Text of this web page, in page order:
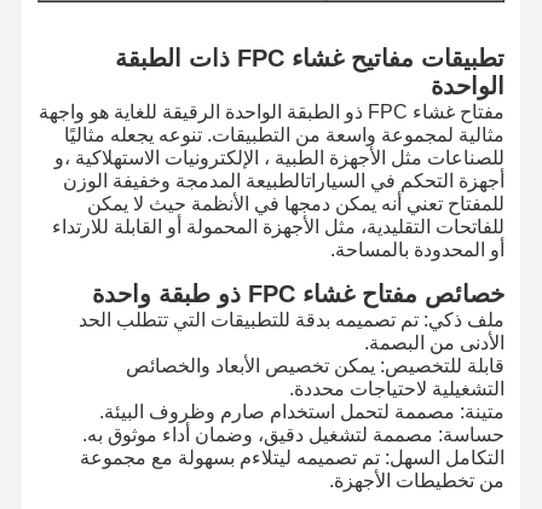
تطبيقات مفاتيح غشاء FPC ذات الطبقة
الواحدة
مفتاح غشاء FPC ذو الطبقة الواحدة الرقيقة للغاية هو واجهة
مثالية لمجموعة واسعة من التطبيقات. تنوعه يجعله مثاليًا
للصناعات مثل الأجهزة الطبية ، الإلكترونيات الاستهلاكية ،و
أجهزة التحكم في السياراتالطبيعة المدمجة وخفيفة الوزن
للمفتاح تعني أنه يمكن دمجها في الأنظمة حيث لا يمكن
للفاتحات التقليدية، مثل الأجهزة المحمولة أو القابلة للارتداء
أو المحدودة بالمساحة.
خصائص مفتاح غشاء FPC ذو طبقة واحدة
ملف ذكي: تم تصميمه بدقة للتطبيقات التي تتطلب الحد
الأدنى من البصمة.
قابلة للتخصيص: يمكن تخصيص الأبعاد والخصائص
التشغيلية لاحتياجات محددة.
متينة: مصممة لتحمل استخدام صارم وظروف البيئة.
حساسة: مصممة لتشغيل دقيق، وضمان أداء موثوق به.
التكامل السهل: تم تصميمه ليتلاءم بسهولة مع مجموعة
من تخطيطات الأجهزة.